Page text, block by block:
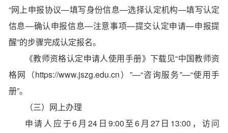
“网上申报协议—填写身份信息—选择认定机构—填写认定
信息—确认申报信息—注意事项—提交认定申请—申报提
醒”的步骤完成认定报名。
《教师资格认定申请人使用手册》下载见“中国教师资
格网（https://www.jszg.edu.cn）”—“咨询服务”—“使用手
册”。
（三）网上办理
申请人应于6月24日9:00至6月27日13:00，访问